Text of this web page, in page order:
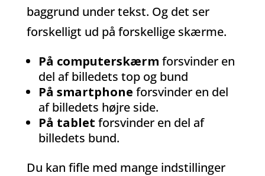
baggrund under tekst. Og det ser
forskelligt ud på forskellige skærme.
På computerskærm forsvinder en
del af billedets top og bund
På smartphone forsvinder en del
af billedets højre side.
På tablet forsvinder en del af
billedets bund.
Du kan fifle med mange indstillinger